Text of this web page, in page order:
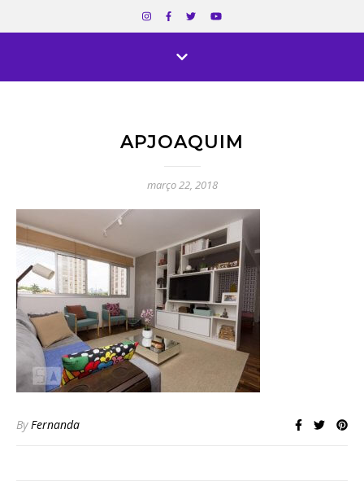
APJOAQUIM
março 22, 2018
ByFernanda